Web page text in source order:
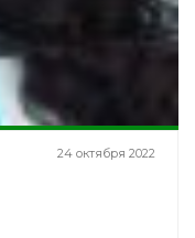
24 октября 2022